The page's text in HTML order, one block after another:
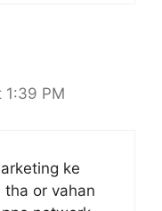
1:39 PM
ke
tha or vahan